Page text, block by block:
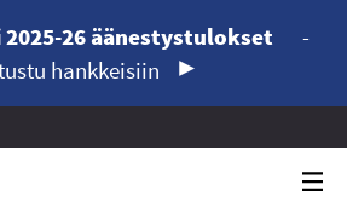
26 äänestystulokset
-
hankkeisiin